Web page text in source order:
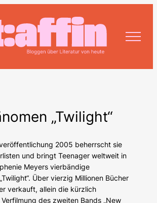
„Twilight“
2005 beherrscht sie
und bringt Teenager weltweit in
Meyers vierbändige
Über vierzig Millionen Bücher
verkauft, allein die kürzlich
des zweiten Bands „New